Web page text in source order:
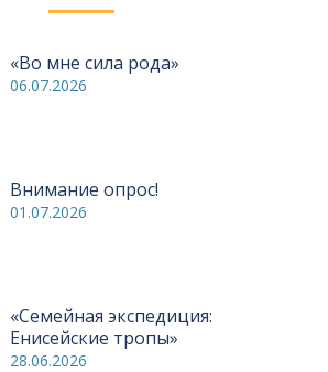
«Во мне сила рода»
06.07.2026
Внимание опрос!
01.07.2026
«Семейная экспедиция:
Енисейские тропы»
28.06.2026